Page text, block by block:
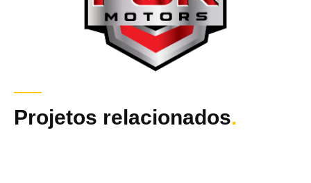
Projetos relacionados.